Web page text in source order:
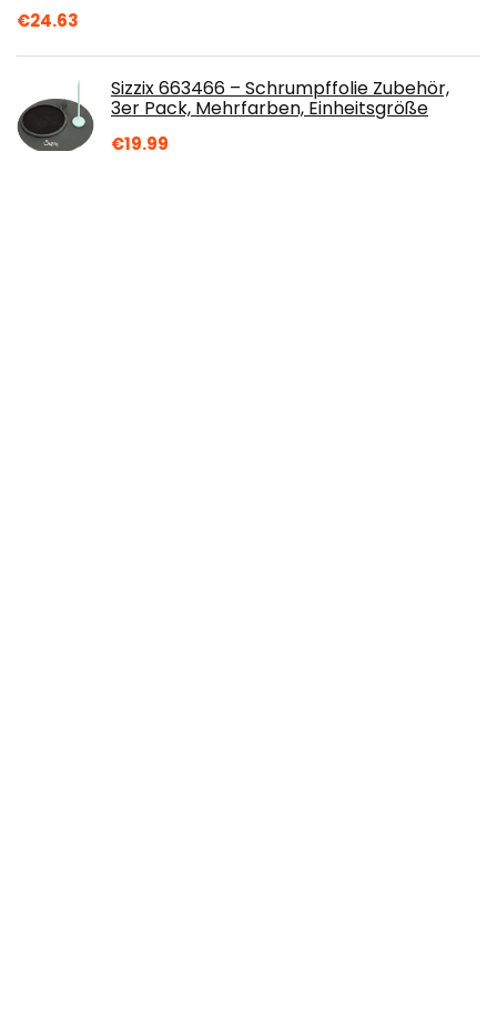
€24.63
Sizzix 663466 – Schrumpffolie Zubehör,
3er Pack, Mehrfarben, Einheitsgröße
€19.99